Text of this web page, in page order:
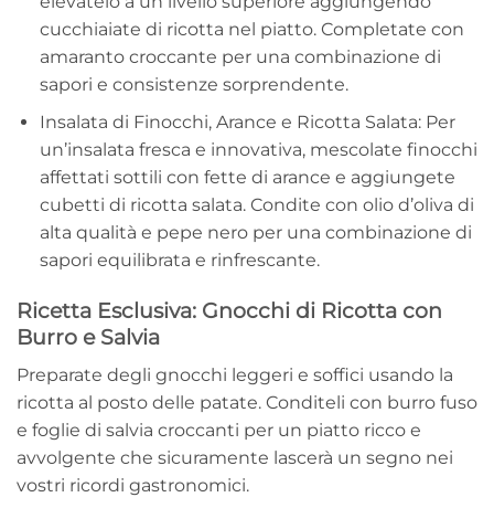
cucchiaiate di ricotta nel piatto. Completate con
amaranto croccante per una combinazione di
sapori e consistenze sorprendente.
Insalata di Finocchi, Arance e Ricotta Salata: Per
un’insalata fresca e innovativa, mescolate finocchi
affettati sottili con fette di arance e aggiungete
cubetti di ricotta salata. Condite con olio d’oliva di
alta qualità e pepe nero per una combinazione di
sapori equilibrata e rinfrescante.
Ricetta Esclusiva: Gnocchi di Ricotta con
Burro e Salvia
Preparate degli gnocchi leggeri e soffici usando la
ricotta al posto delle patate. Conditeli con burro fuso
e foglie di salvia croccanti per un piatto ricco e
avvolgente che sicuramente lascerà un segno nei
vostri ricordi gastronomici.